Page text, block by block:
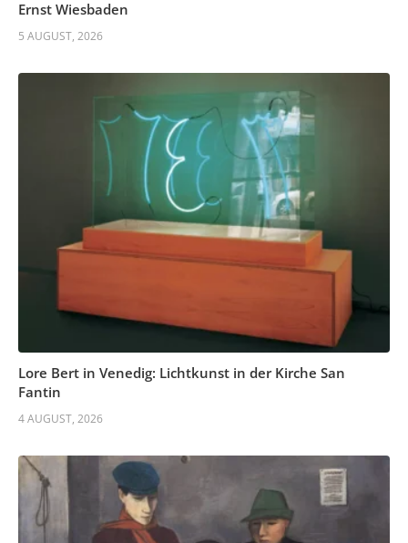
Ernst Wiesbaden
5 AUGUST, 2026
Lore Bert in Venedig: Lichtkunst in der Kirche San
Fantin
4 AUGUST, 2026